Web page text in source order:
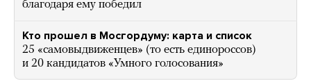
благодаря ему победил
Кто прошел в Мосгордуму: карта и список
25 «самовыдвиженцев» (то есть единороссов)
и 20 кандидатов «Умного голосования»